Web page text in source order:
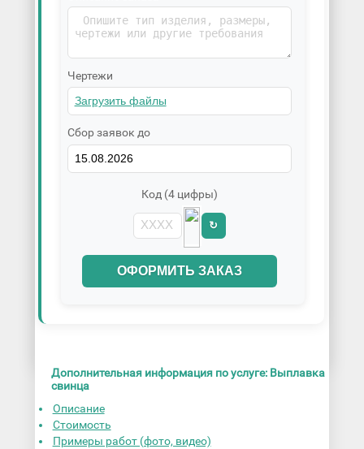
Чертежи
Сбор заявок до
Код (4 цифры)
↻
ОФОРМИТЬ ЗАКАЗ
Дополнительная информация по услуге: Выплавка
свинца
Описание
Стоимость
Примеры работ (фото, видео)